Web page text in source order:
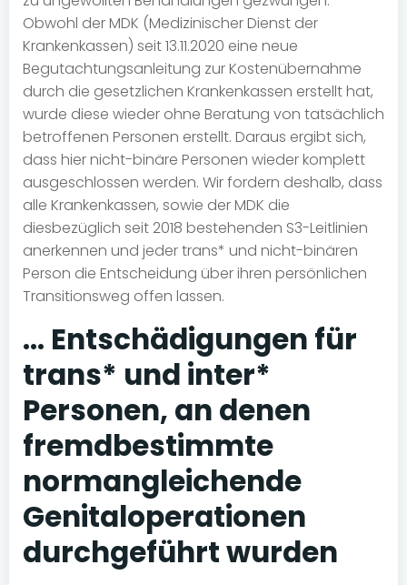
Obwohl der MDK (Medizinischer Dienst der
Krankenkassen) seit 13.11.2020 eine neue
Begutachtungsanleitung zur Kostenübernahme
durch die gesetzlichen Krankenkassen erstellt hat,
wurde diese wieder ohne Beratung von tatsächlich
betroffenen Personen erstellt. Daraus ergibt sich,
dass hier nicht-binäre Personen wieder komplett
ausgeschlossen werden. Wir fordern deshalb, dass
alle Krankenkassen, sowie der MDK die
diesbezüglich seit 2018 bestehenden S3-Leitlinien
anerkennen und jeder trans* und nicht-binären
Person die Entscheidung über ihren persönlichen
Transitionsweg offen lassen.
… Entschädigungen für
trans* und inter*
Personen, an denen
fremdbestimmte
normangleichende
Genitaloperationen
durchgeführt wurden